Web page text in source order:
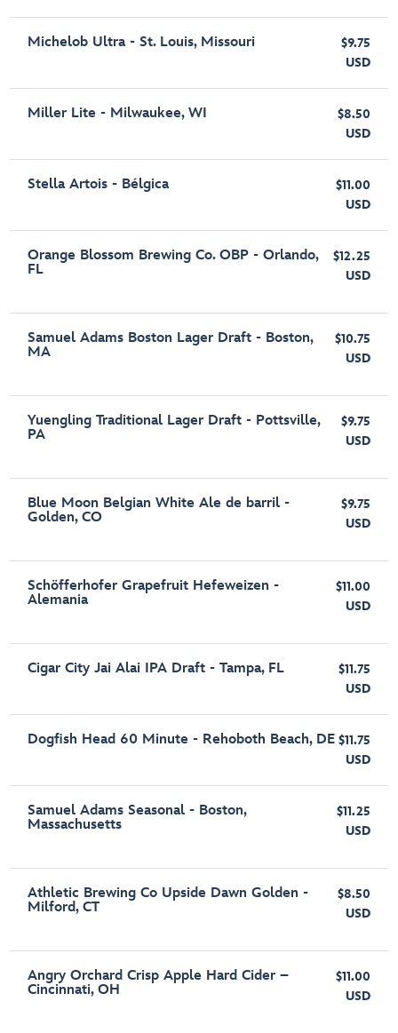
Michelob Ultra - St. Louis, Missouri
$9.75
USD
Miller Lite - Milwaukee, WI
$8.50
USD
Stella Artois - Bélgica
$11.00
USD
Orange Blossom Brewing Co. OBP - Orlando,
FL
$12.25
USD
Samuel Adams Boston Lager Draft - Boston,
MA
$10.75
USD
Yuengling Traditional Lager Draft - Pottsville,
PA
$9.75
USD
Blue Moon Belgian White Ale de barril -
Golden, CO
$9.75
USD
Schöfferhofer Grapefruit Hefeweizen -
Alemania
$11.00
USD
Cigar City Jai Alai IPA Draft - Tampa, FL
$11.75
USD
Dogfish Head 60 Minute - Rehoboth Beach, DE $11.75
USD
Samuel Adams Seasonal - Boston,
Massachusetts
$11.25
USD
Athletic Brewing Co Upside Dawn Golden -
Milford, CT
$8.50
USD
Angry Orchard Crisp Apple Hard Cider –
Cincinnati, OH
$11.00
USD